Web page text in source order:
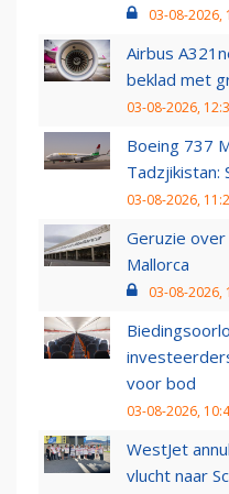
03-08-2026,
Airbus
beklad met
03-08-2026,
Boeing 737
Tadzjikistan:
03-08-2026,
Geruzie
Mallorca
03-08-2026,
voor bod
03-08-2026,
WestJet
vlucht naar